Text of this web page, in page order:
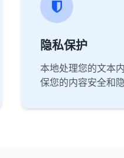
隐私保护
本地处理您的文本
保您的内容安全和